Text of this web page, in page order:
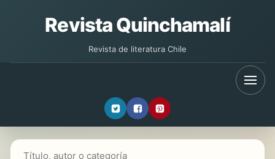
Revista Quinchamalí
Revista de literatura Chile